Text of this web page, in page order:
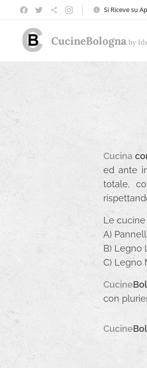
Si Riceve su
CucineBologna by
Cucina
ed ante
totale,
Le
A)
B) Legno
C) Legno
Cucine
con
Cucine